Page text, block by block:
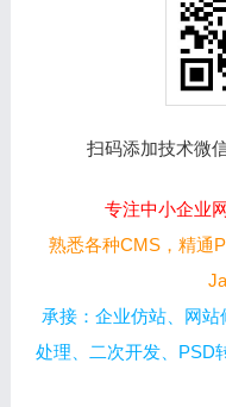
扫码添加技术微
专注中小企业
熟悉各种CMS，精通
承接：企业仿站、网
处理、二次开发、PSD